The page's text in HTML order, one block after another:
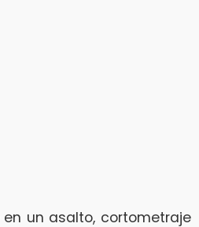
un asalto, cortometraje